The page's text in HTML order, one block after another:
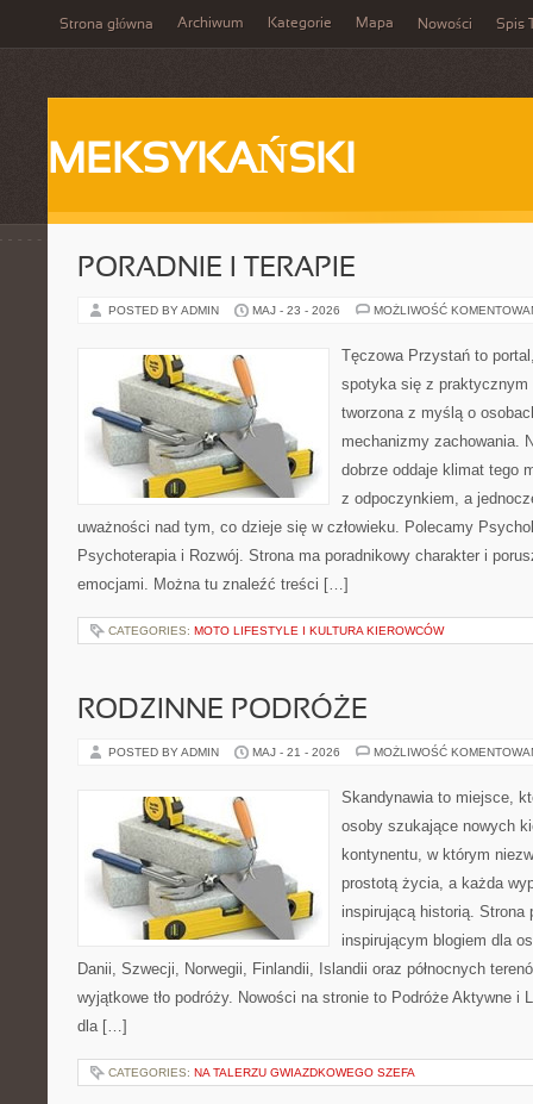
Strona główna Archiwum Kategorie Mapa Nowości Spis
MEKSYKAŃSKI
PORADNIE I TERAPIE
POSTED BY ADMIN MAJ - 23 - 2026 MOŻLIWOŚĆ
Tęczowa Przystań to
spotyka się z praktycznym
tworzona z myślą o
mechanizmy zachowania.
dobrze oddaje klimat tego
z odpoczynkiem, a
uważności nad tym, co dzieje się w człowieku. Polecamy
Psychoterapia i Rozwój. Strona ma poradnikowy charakter i
emocjami. Można tu znaleźć treści […]
CATEGORIES: MOTO LIFESTYLE I KULTURA KIEROWCÓW
RODZINNE PODRÓŻE
POSTED BY ADMIN MAJ - 21 - 2026 MOŻLIWOŚĆ
Skandynawia to miejsce,
osoby szukające nowych
kontynentu, w którym
prostotą życia, a każda
inspirującą historią.
inspirującym blogiem dla
Danii, Szwecji, Norwegii, Finlandii, Islandii oraz północnych
wyjątkowe tło podróży. Nowości na stronie to Podróże Aktywne i
dla […]
CATEGORIES: NA TALERZU GWIAZDKOWEGO SZEFA